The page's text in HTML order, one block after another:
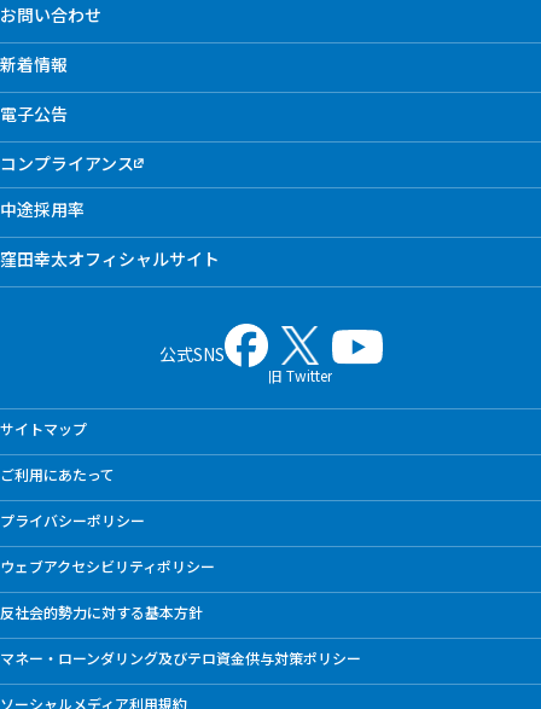
お問い合わせ
新着情報
電子公告
コンプライアンス
中途採用率
窪田幸太オフィシャルサイト
公式SNS
旧 Twitter
サイトマップ
ご利用にあたって
プライバシーポリシー
ウェブアクセシビリティポリシー
反社会的勢力に対する基本方針
マネー・ローンダリング及びテロ資金供与対策ポリシー
ソーシャルメディア利用規約